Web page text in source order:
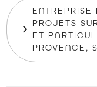
PROJETS
ET
PROVENCE,